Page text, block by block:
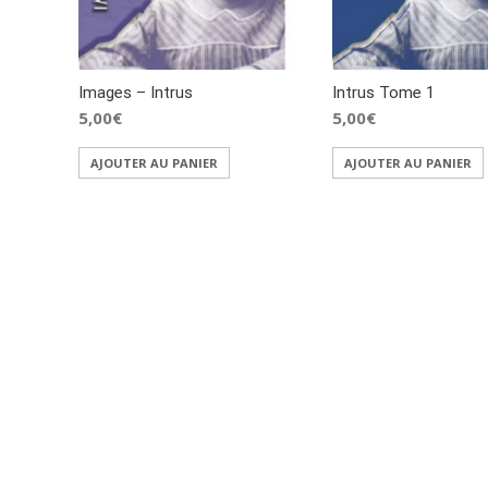
Images – Intrus
5,00€
AJOUTER AU PANIER
Intrus Tome 1
5,00€
AJOUTER AU PANIER